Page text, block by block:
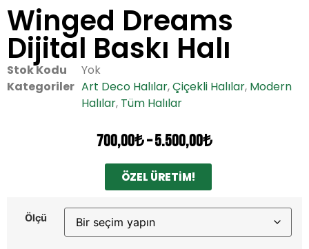
Winged Dreams
Dijital Baskı Halı
Stok Kodu
Yok
Kategoriler Art Deco Halılar,Çiçekli Halılar, Modern
Halılar, Tüm Halılar
700,00₺–5.500,00₺
ÖZEL ÜRETİM!
Ölçü